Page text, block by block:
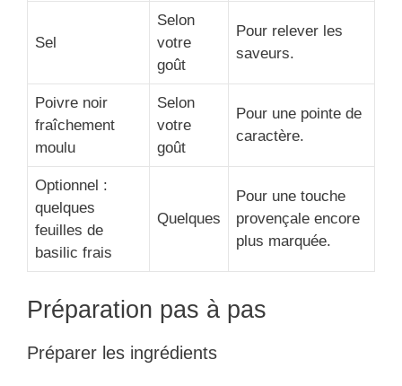
Sel
Selon
votre
goût
Pour relever les
saveurs.
Poivre noir
fraîchement
moulu
Selon
votre
goût
Pour une pointe de
caractère.
Optionnel :
quelques
feuilles de
basilic frais
Quelques
Pour une touche
provençale encore
plus marquée.
Préparation pas à pas
Préparer les ingrédients